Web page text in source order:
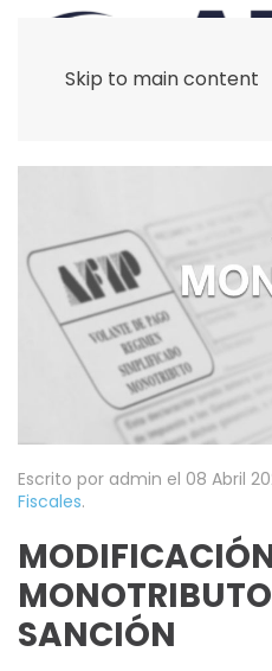
Skip to main content
Escrito por admin el 08 Abril
Fiscales.
SANCIÓN